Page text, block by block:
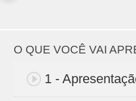
O QUE VOCÊ VAI
1 -